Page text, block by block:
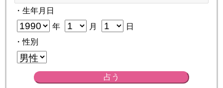
・生年月日
年 月
日
・性別
占う